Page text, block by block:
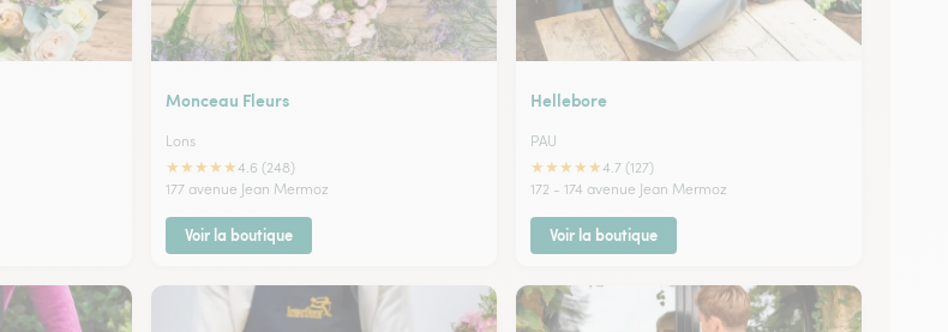
Monceau Fleurs
Lons
★★★★★4.6 (248)
177 avenue Jean Mermoz
Voir la boutique
Hellebore
PAU
★★★★★4.7 (127)
172 - 174 avenue Jean Mermoz
Voir la boutique